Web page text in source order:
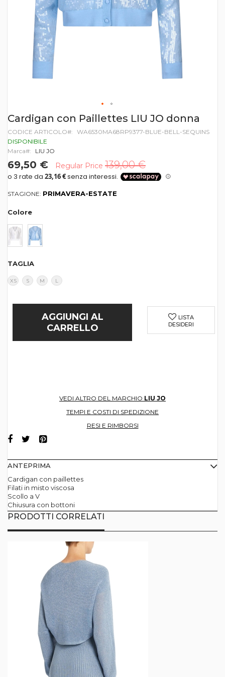
Vai
all'inizio
della
galleria
di
Cardigan con Paillettes LIU JO donna
CODICE ARTICOLO
WA6530MA68RP9377-BLUE-BELL-SEQUINS
DISPONIBILE
Marca
LIU JO
69,50 € Regular Price 139,00 €
STAGIONE: PRIMAVERA-ESTATE
Colore
TAGLIA
XS S M L
AGGIUNGI AL
CARRELLO
LISTA
DESIDERI
VEDI ALTRO DEL MARCHIO LIU JO
TEMPI E COSTI DI SPEDIZIONE
RESI E RIMBORSI
ANTEPRIMA
Cardigan con paillettes
Filati in misto viscosa
Scollo a V
Chiusura con bottoni
PRODOTTI CORRELATI